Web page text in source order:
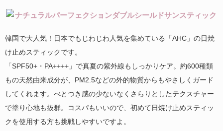
韓国で大人気！日本でもじわじわ人気を集めている「AHC」の日焼
け止めスティックです。
「SPF50+・PA++++」で真夏の紫外線もしっかりケア。約600種類
もの天然由来成分が、PM2.5などの外的物質からもやさしくガード
してくれます。べとつき感の少ないなくさらりとしたテクスチャー
で塗り心地も抜群。コスパもいいので、初めて日焼け止めスティッ
クを使用する方も挑戦しやすいですよ。